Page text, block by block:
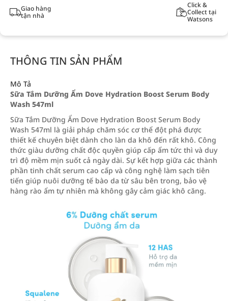
Giao hàng
tận nhà
Click &
Collect tại
Watsons
THÔNG TIN SẢN PHẨM
Mô Tả
Sữa Tắm Dưỡng Ẩm Dove Hydration Boost Serum Body
Wash 547ml
Sữa Tắm Dưỡng Ẩm Dove Hydration Boost Serum Body
Wash 547ml là giải pháp chăm sóc cơ thể đột phá được
thiết kế chuyên biệt dành cho làn da khô đến rất khô. Công
thức giàu dưỡng chất độc quyền giúp cấp ẩm tức thì và duy
trì độ mềm mịn suốt cả ngày dài. Sự kết hợp giữa các thành
phần tinh chất serum cao cấp và công nghệ làm sạch tiên
tiến giúp nuôi dưỡng tế bào da từ sâu bên trong, bảo vệ
hàng rào ẩm tự nhiên mà không gây cảm giác khô căng.